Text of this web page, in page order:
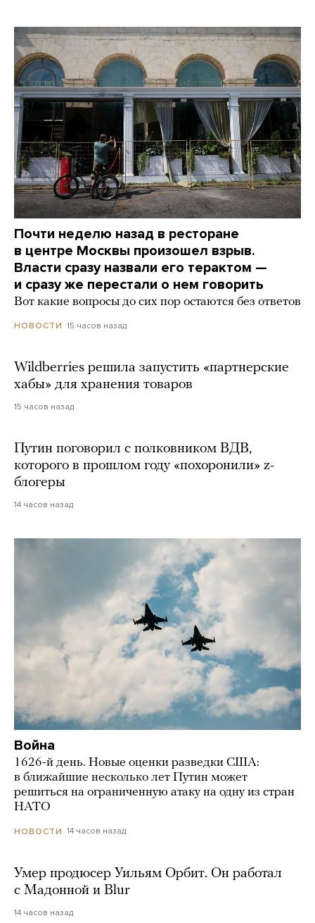
Почти неделю назад в ресторане
в центре Москвы произошел взрыв.
Власти сразу назвали его терактом —
и сразу же перестали о нем говорить
Вот какие вопросы до сих пор остаются без ответов
НОВОСТИ 15 часов назад
Wildberries решила запустить «партнерские
хабы» для хранения товаров
15 часов назад
Путин поговорил с полковником ВДВ,
которого в прошлом году «похоронили» z-
блогеры
14 часов назад
Война
1626-й день. Новые оценки разведки США:
в ближайшие несколько лет Путин может
решиться на ограниченную атаку на одну из стран
НАТО
НОВОСТИ 14 часов назад
Умер продюсер Уильям Орбит. Он работал
с Мадонной и Blur
14 часов назад